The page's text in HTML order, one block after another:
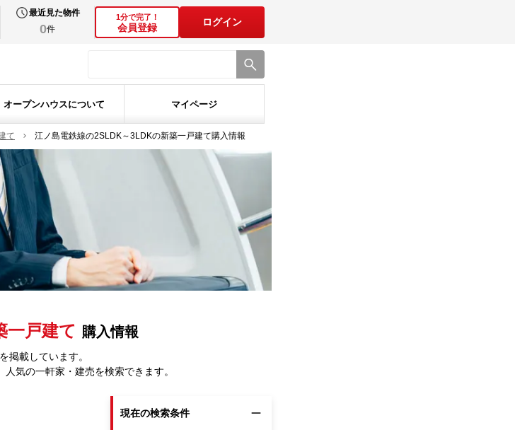
最近見た物件
0件
1分で完了！
会員登録
ログイン
オープンハウスについて マイページ
て 江ノ島電鉄線の2SLDK～3LDKの新築一戸建て購入情報
一戸建て 購入情報
掲載しています。
気の一軒家・建売を検索できます。
現在の検索条件